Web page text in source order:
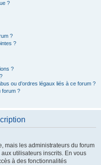
?
?
?
?
ou d’ordres légaux liés à ce forum ?
forum ?
mais les administrateurs du forum
utilisateurs inscrits. En vous
à des fonctionnalités